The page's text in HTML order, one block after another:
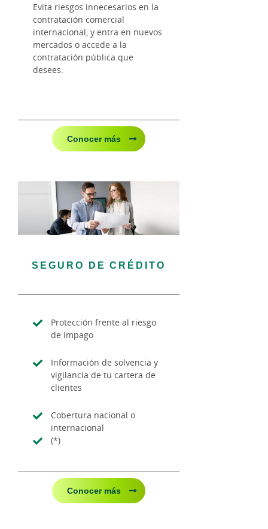
Evita riesgos innecesarios en la
contratación comercial
internacional, y entra en nuevos
mercados o accede a la
contratación pública que
desees.
Conocer más
SEGURO DE CRÉDITO
Protección frente al riesgo
de impago
Información de solvencia y
vigilancia de tu cartera de
clientes
Cobertura nacional o
internacional
(*)
Conocer más